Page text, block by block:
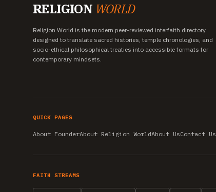
RELIGION WORLD
Religion World is the modern peer-reviewed interfaith directory
designed to translate sacred histories, temple chronologies, and
socio-ethical philosophical treaties into accessible formats for
contemporary mindsets.
QUICK PAGES
About FounderAbout Religion WorldAbout UsContact Us
FAITH STREAMS